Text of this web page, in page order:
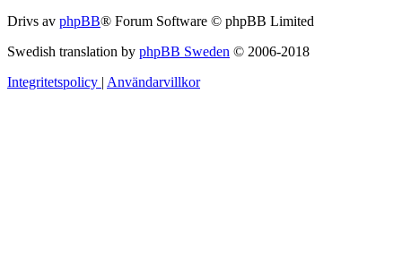
Drivs av phpBB® Forum Software © phpBB Limited
Swedish translation by phpBB Sweden © 2006-2018
Integritetspolicy | Användarvillkor